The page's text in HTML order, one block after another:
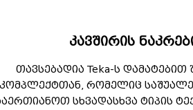
კავშირის
თავსებადია Teka-ს დამატებით
კომპლექტთან, რომელიც
სხვადასხვა ტიპის